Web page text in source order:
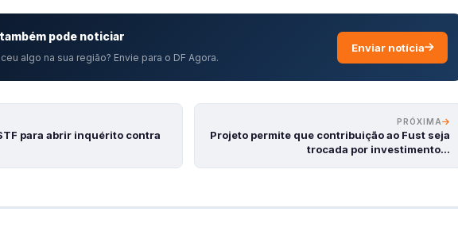
pode noticiar
algo na sua região? Envie para o DF Agora.
Enviar notícia
para abrir inquérito contra
PRÓXIMA
Projeto permite que contribuição ao Fust seja
trocada por investimento…